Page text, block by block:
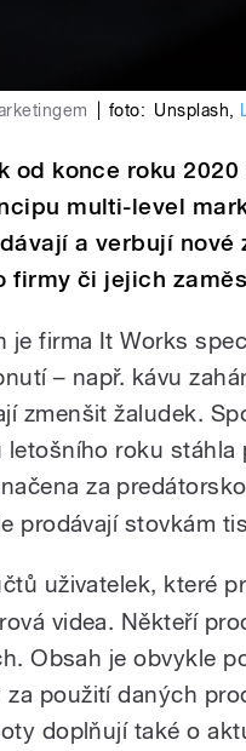
foto: Unsplash,
od konce roku
multi-level
a verbují nové
firmy či jejich
je firma It Works
– např. kávu
zmenšit žaludek.
letošního roku stáhla
za
prodávají stovkám
uživatelek, které
videa. Někteří
Obsah je obvykle
použití daných
doplňují také o